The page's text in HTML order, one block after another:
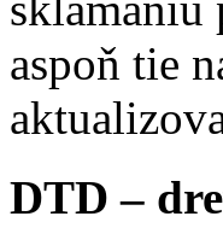
aspoň tie
DTD –